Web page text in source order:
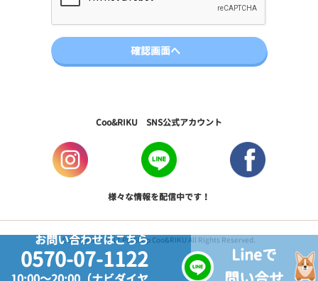
お問い合わせはこちら
0570-07-1122
Lineで
Coo&RIKU SNS公式アカウント
様々な情報を配信中です！
Copyright © 2017 PetShop Coo&RIKU All Rights Reserved.